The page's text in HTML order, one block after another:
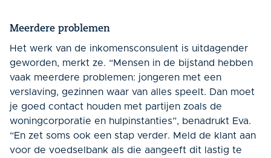
Meerdere problemen
Het werk van de inkomensconsulent is uitdagender
geworden, merkt ze. “Mensen in de bijstand hebben
vaak meerdere problemen: jongeren met een
verslaving, gezinnen waar van alles speelt. Dan moet
je goed contact houden met partijen zoals de
woningcorporatie en hulpinstanties”, benadrukt Eva.
“En zet soms ook een stap verder. Meld de klant aan
voor de voedselbank als die aangeeft dit lastig te